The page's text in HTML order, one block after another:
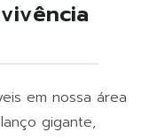
em nossa área
gigante,